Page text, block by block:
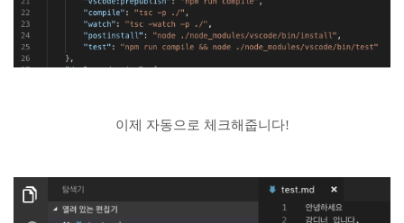
이제 자동으로 체크해줍니다!